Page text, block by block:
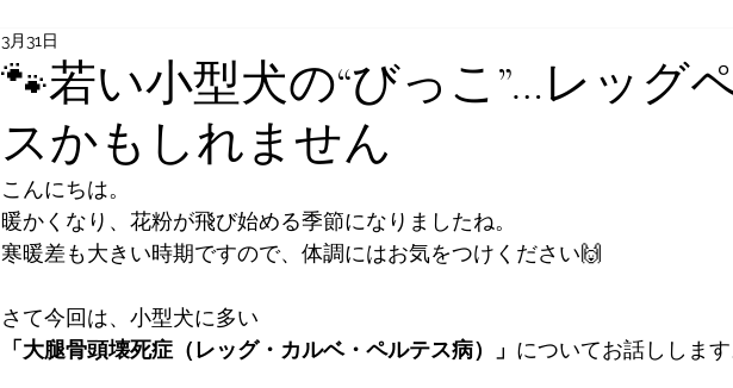
🐾若い小型犬の“びっこ”…レッグ
スかもしれません
3月31日
こんにちは。
暖かくなり、花粉が飛び始める季節になりましたね。
寒暖差も大きい時期ですので、体調にはお気をつけください🙌
さて今回は、小型犬に多い
「大腿骨頭壊死症（レッグ・カルベ・ペルテス病）」 についてお話ししま